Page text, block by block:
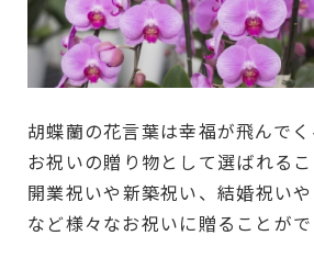
胡蝶蘭の花言葉は幸福が飛んでく
お祝いの贈り物として選ばれる
開業祝いや新築祝い、結婚祝い
など様々なお祝いに贈ることがで